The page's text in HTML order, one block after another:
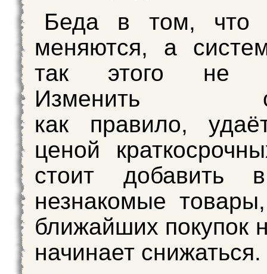
Беда в том, что
меняются, а
так этого не
Изменить
как правило,
ценой
стоит добавить
незнакомые
ближайших покупок
начинает снижаться.